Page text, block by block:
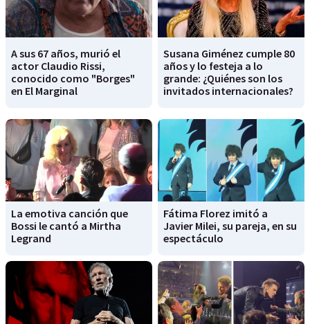
A sus 67 años, murió el
actor Claudio Rissi,
conocido como "Borges"
en El Marginal
Susana Giménez cumple 80
años y lo festeja a lo
grande: ¿Quiénes son los
invitados internacionales?
La emotiva canción que
Bossi le cantó a Mirtha
Legrand
Fátima Florez imitó a
Javier Milei, su pareja, en su
espectáculo